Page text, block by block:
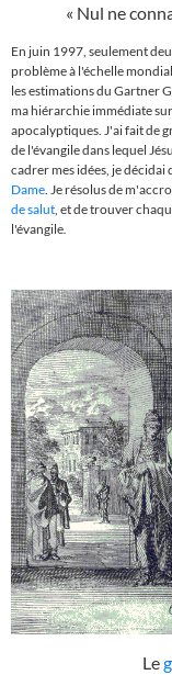
« Nul ne
En juin 1997, seulement
problème à l'échelle
les estimations du Gartner
ma hiérarchie immédiate
apocalyptiques. J'ai fait de
de l'évangile dans lequel
cadrer mes idées , je
Dame . Je résolus de
de salut , et de trouver
l'évangile
Le